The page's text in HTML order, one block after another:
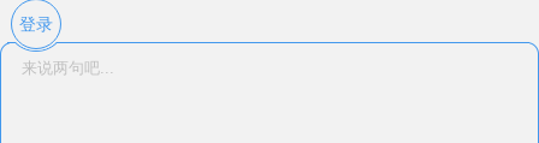
登录